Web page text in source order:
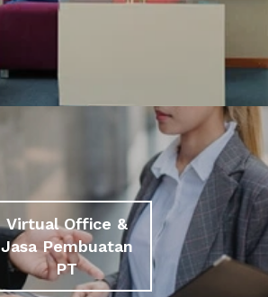
Virtual Office &
Jasa Pembuatan
PT